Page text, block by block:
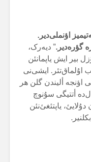
اؤنملی‌دیر.
گؤرەدیر.” دیەرک،
بیر ایش یاپمانئن
اۇلماق‌تئر. ایشی‌نی
اؤنجە ألیندن گلن هر
أتتیگی سۇنوچ
دۇلایئ، یاپتئغئ‌نئن